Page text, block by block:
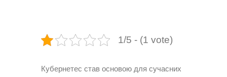
1/5 - (1 vote)
Кубернетес став основою для сучасних